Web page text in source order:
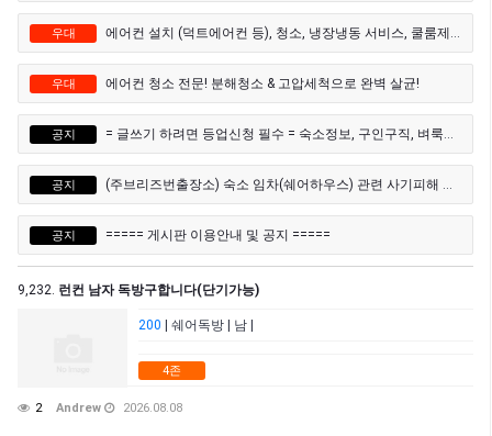
우대 에어컨 설치 (덕트에어컨 등), 청소, 냉장냉동 서비스, 쿨룸제작
우대 에어컨 청소 전문! 분해청소 & 고압세척으로 완벽 살균!
공지 = 글쓰기 하려면 등업신청 필수 = 숙소정보, 구인구직, 벼룩시장, 과외, 자동차매매게시판 등
공지 (주브리즈번출장소) 숙소 임차(쉐어하우스) 관련 사기피해 유의 안내문
공지 ===== 게시판 이용안내 및 공지 =====
9,232. 런컨 남자 독방구합니다(단기가능)
200 | 쉐어독방 | 남 |
4존
2 Andrew 2026.08.08